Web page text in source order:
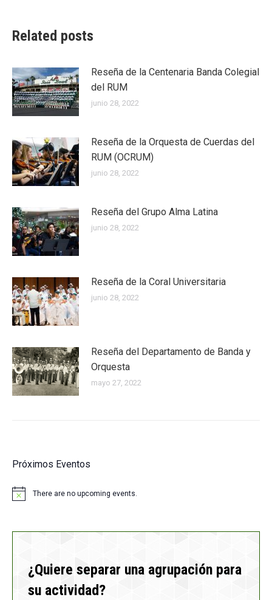
Related posts
Reseña de la Centenaria Banda Colegial
del RUM
junio 28, 2022
Reseña de la Orquesta de Cuerdas del
RUM (OCRUM)
junio 28, 2022
Reseña del Grupo Alma Latina
junio 28, 2022
Reseña de la Coral Universitaria
junio 28, 2022
Reseña del Departamento de Banda y
Orquesta
mayo 27, 2022
Próximos Eventos
Notice There are no upcoming events.
¿Quiere separar una agrupación para
su actividad?